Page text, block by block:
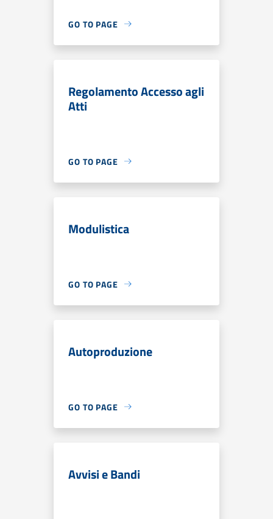
GO TO PAGE
Regolamento Accesso agli
Atti
GO TO PAGE
Modulistica
GO TO PAGE
Autoproduzione
GO TO PAGE
Avvisi e Bandi